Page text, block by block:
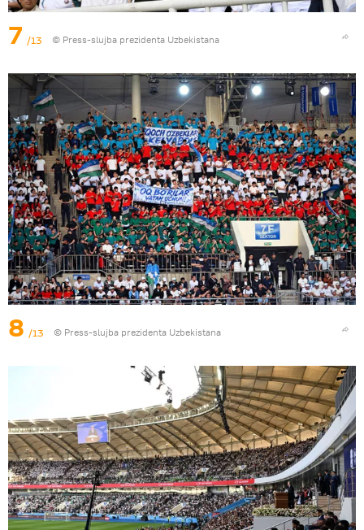
7 /13 © Press-slujba prezidenta Uzbekistana
8 /13 © Press-slujba prezidenta Uzbekistana